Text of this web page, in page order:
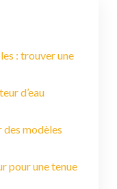
: trouver une
d’eau
modèles
pour une tenue